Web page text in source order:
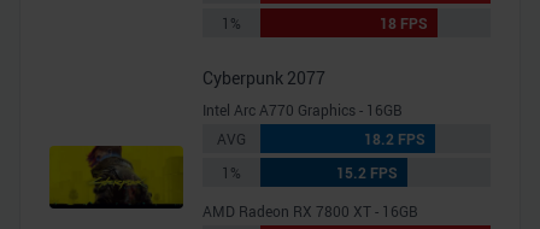
1%
18 FPS
Cyberpunk 2077
Intel Arc A770 Graphics - 16GB
AVG
18.2 FPS
1%
15.2 FPS
AMD Radeon RX 7800 XT - 16GB